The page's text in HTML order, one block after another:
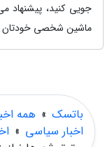
جویی کنید، پیشنهاد
ماشین شخصی خودتان
باتسک » همه
اخبار سیاسی »